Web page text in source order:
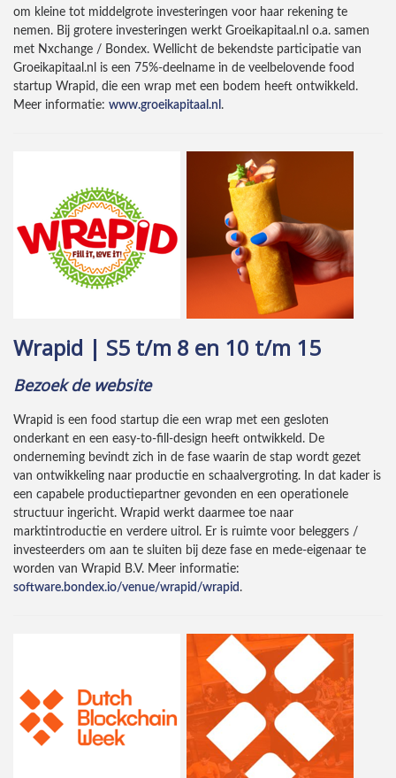
om kleine tot middelgrote investeringen voor haar rekening te
nemen. Bij grotere investeringen werkt Groeikapitaal.nl o.a. samen
met Nxchange / Bondex. Wellicht de bekendste participatie van
Groeikapitaal.nl is een 75%-deelname in de veelbelovende food
startup Wrapid, die een wrap met een bodem heeft ontwikkeld.
Meer informatie: www.groeikapitaal.nl .
Wrapid | S5 t/m 8 en 10 t/m 15
Bezoek de website
Wrapid is een food startup die een wrap met een gesloten
onderkant en een easy-to-fill-design heeft ontwikkeld. De
onderneming bevindt zich in de fase waarin de stap wordt gezet
van ontwikkeling naar productie en schaalvergroting. In dat kader is
een capabele productiepartner gevonden en een operationele
structuur ingericht. Wrapid werkt daarmee toe naar
marktintroductie en verdere uitrol. Er is ruimte voor beleggers /
investeerders om aan te sluiten bij deze fase en mede-eigenaar te
worden van Wrapid B.V. Meer informatie:
software.bondex.io/venue/wrapid/wrapid .